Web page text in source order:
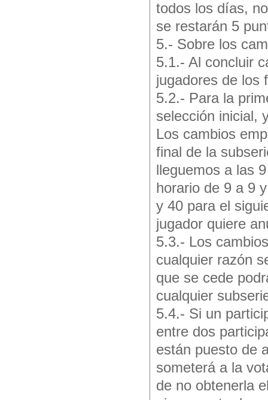
todos los días,
se restarán 5
5.- Sobre los
5.1.- Al concluir
jugadores de los
5.2.- Para la
selección inicial,
Los cambios
final de la
lleguemos a las
horario de 9 a 9
y 40 para el
jugador quiere
5.3.- Los
cualquier razón
que se cede
cualquier
5.4.- Si un
entre dos
están puesto de
someterá a la
de no obtenerla